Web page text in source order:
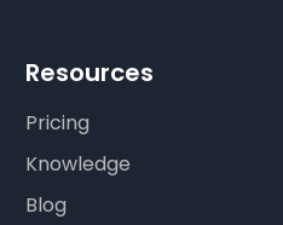
Resources
Pricing
Knowledge
Blog